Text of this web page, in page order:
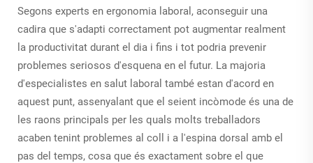
Segons experts en ergonomia laboral, aconseguir una
cadira que s'adapti correctament pot augmentar realment
la productivitat durant el dia i fins i tot podria prevenir
problemes seriosos d'esquena en el futur. La majoria
d'especialistes en salut laboral també estan d'acord en
aquest punt, assenyalant que el seient incòmode és una de
les raons principals per les quals molts treballadors
acaben tenint problemes al coll i a l'espina dorsal amb el
pas del temps, cosa que és exactament sobre el que